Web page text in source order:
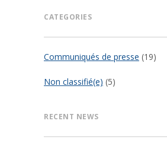
CATEGORIES
Communiqués de presse (19)
Non classifié(e) (5)
RECENT NEWS